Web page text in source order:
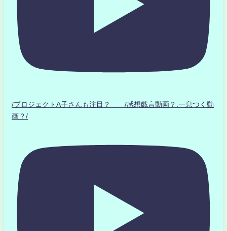
/プロジェクトA子さんも注目？ /感想戯言動画？.一息つく動
画？/